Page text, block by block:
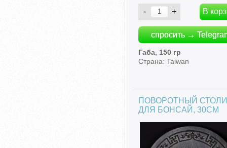
спросить →
Габа, 150 гр
Страна: Taiwan
ПОВОРОТНЫЙ
ДЛЯ БОНСАЙ, 30СМ